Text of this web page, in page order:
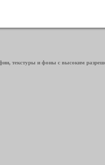
текстуры и фоны с высоким